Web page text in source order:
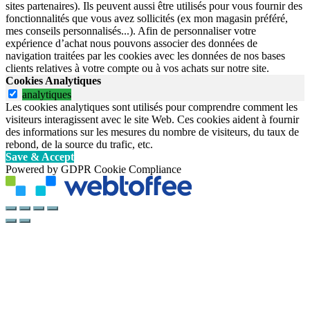
sites partenaires). Ils peuvent aussi être utilisés pour vous fournir des
fonctionnalités que vous avez sollicités (ex mon magasin préféré,
mes conseils personnalisés...). Afin de personnaliser votre
expérience d’achat nous pouvons associer des données de
navigation traitées par les cookies avec les données de nos bases
clients relatives à votre compte ou à vos achats sur notre site.
Cookies Analytiques
analytiques
Les cookies analytiques sont utilisés pour comprendre comment les
visiteurs interagissent avec le site Web. Ces cookies aident à fournir
des informations sur les mesures du nombre de visiteurs, du taux de
rebond, de la source du trafic, etc.
Save & Accept
Powered by GDPR Cookie Compliance